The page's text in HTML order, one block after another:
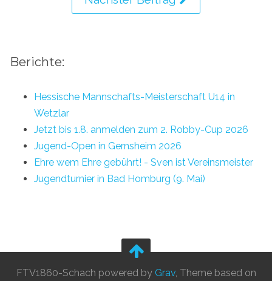
Berichte:
Hessische Mannschafts-Meisterschaft U14 in
Wetzlar
Jetzt bis 1.8. anmelden zum 2. Robby-Cup 2026
Jugend-Open in Gernsheim 2026
Ehre wem Ehre gebührt! - Sven ist Vereinsmeister
Jugendturnier in Bad Homburg (9. Mai)
FTV1860-Schach powered by Grav, Theme based on